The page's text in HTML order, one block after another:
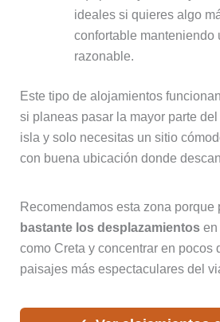
ideales si quieres algo
confortable manteniendo
razonable.
Este tipo de alojamientos
si planeas pasar la mayor parte
isla y solo necesitas un sitio
con buena ubicación donde
Recomendamos esta zona porque
bastante los desplazamientosen
como Creta y concentrar en pocos
paisajes más espectaculares del